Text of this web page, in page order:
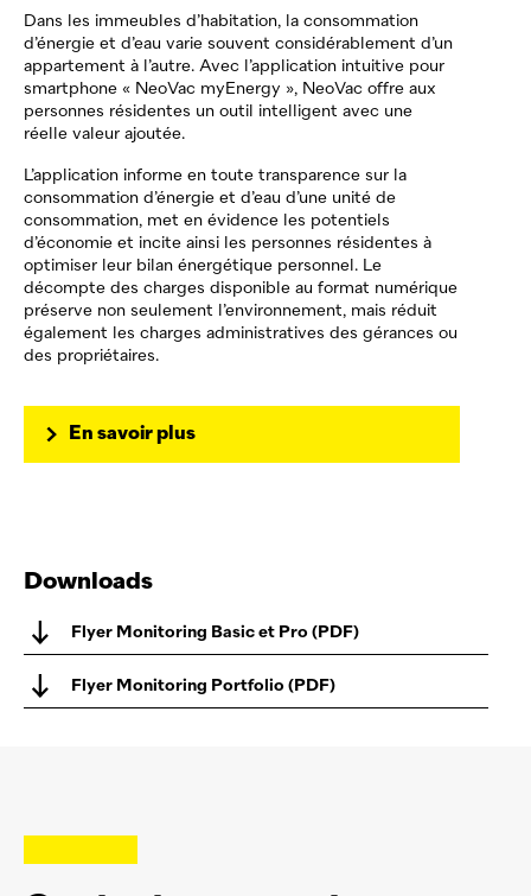
Dans les immeubles d’habitation, la consommation
d’énergie et d’eau varie souvent considérablement d’un
appartement à l’autre. Avec l’application intuitive pour
smartphone « NeoVac myEnergy », NeoVac offre aux
personnes résidentes un outil intelligent avec une
réelle valeur ajoutée.
L’application informe en toute transparence sur la
consommation d’énergie et d’eau d’une unité de
consommation, met en évidence les potentiels
d’économie et incite ainsi les personnes résidentes à
optimiser leur bilan énergétique personnel. Le
décompte des charges disponible au format numérique
préserve non seulement l’environnement, mais réduit
également les charges administratives des gérances ou
des propriétaires.
En savoir plus
Downloads
Flyer Monitoring Basic et Pro (PDF)
Flyer Monitoring Portfolio (PDF)